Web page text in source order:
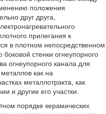
положения
друг друга,
прилегания к
в плотном непосредственном
стенки огнеупорного
огнеупорного канала для
как на
металлотракта, как
и другие его участки.
порядке керамических